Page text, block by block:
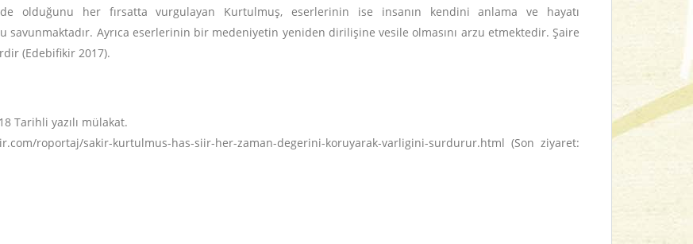
olduğunu her fırsatta vurgulayan Kurtulmuş, eserlerinin ise insanın kendini anlama ve hayatı
Ayrıca eserlerinin bir medeniyetin yeniden dirilişine vesile olmasını arzu etmektedir. Şaire
(Edebifikir 2017).
Tarihli yazılı mülakat.
roportaj/sakir-kurtulmus-has-siir-her-zaman-degerini-koruyarak-varligini-surdurur.html (Son ziyaret: